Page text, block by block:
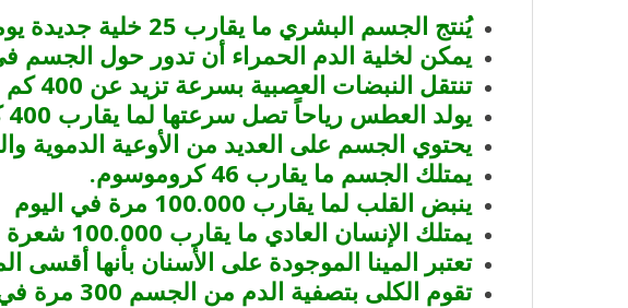
يُنتج الجسم البشري ما يقارب 25 خلية جديدة يومياً في كل ثانية.
يمكن لخلية الدم الحمراء أن تدور حول الجسم
تنتقل النبضات العصبية بسرعة تزيد عن 400 كم في الساعة.
يولد العطس رياحاً تصل سرعتها لما يقارب 400 كم في الساعة.
يحتوي الجسم على العديد من الأوعية الدموية والتي
يمتلك الجسم ما يقارب 46 كروموسوم.
ينبض القلب لما يقارب 100.000 مرة في اليوم
يمتلك الإنسان العادي ما يقارب 100.000 شعرة في فروة الرأس.
تعتبر المينا الموجودة على الأسنان بأنها أقسى
تقوم الكلى بتصفية الدم من الجسم 300 مرة في اليوم